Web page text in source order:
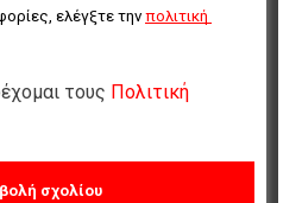
ελέγξτε την πολιτική
τους Πολιτική